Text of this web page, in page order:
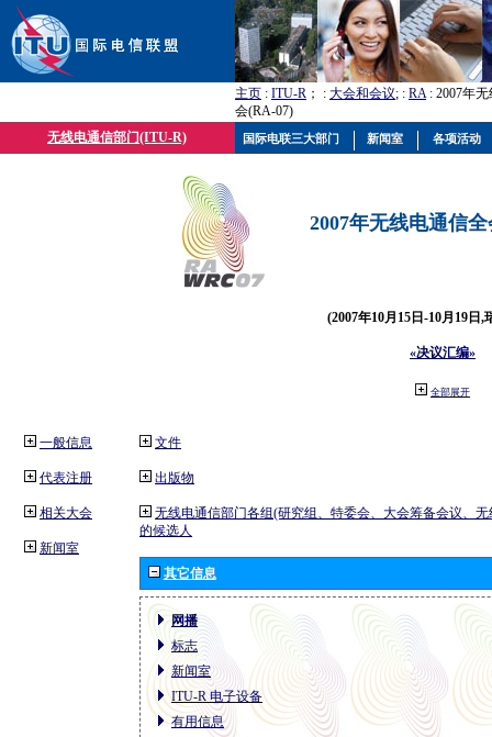
主页 : ITU-R ； : 大会和会议; : RA: 2007年
会(RA-07)
无线电通信部门(ITU-R)
2007年无线电通信
(2007年10月15日-10月19日,
«决议汇编»
全部展开
一般信息
代表注册
相关大会
新闻室
文件
出版物
无线电通信部门各组(研究组、特委会、大会筹备会议、
的候选人
其它信息
网播
标志
新闻室
ITU-R 电子设备
有用信息
国际电联三大部门 新闻室 各项活动